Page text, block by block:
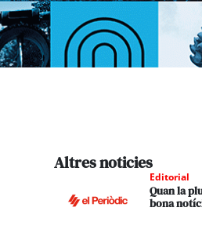
Altres noticies
Editorial
Quan la
bona